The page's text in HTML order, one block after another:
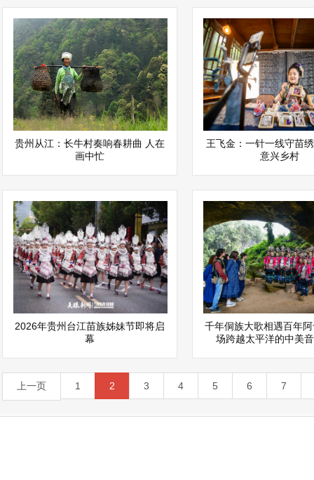
贵州从江：长牛村奏响春耕曲 人在
画中忙
王飞金：一针一线守苗
意兴乡村
2026年贵州台江苗族姊妹节即将启
幕
千年侗族大歌相遇百年
场跨越太平洋的中美
上一页 1 2 3 4 5 6 7